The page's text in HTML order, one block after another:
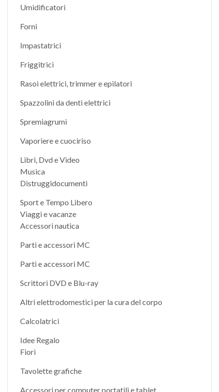
Umidificatori
Forni
Impastatrici
Friggitrici
Rasoi elettrici, trimmer e epilatori
Spazzolini da denti elettrici
Spremiagrumi
Vaporiere e cuociriso
Libri, Dvd e Video
Musica
Distruggidocumenti
Sport e Tempo Libero
Viaggi e vacanze
Accessori nautica
Parti e accessori MC
Parti e accessori MC
Scrittori DVD e Blu-ray
Altri elettrodomestici per la cura del corpo
Calcolatrici
Idee Regalo
Fiori
Tavolette grafiche
Accessori per computer portatili e tablet